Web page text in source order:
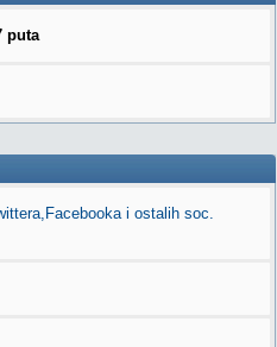
puta
i ostalih soc.